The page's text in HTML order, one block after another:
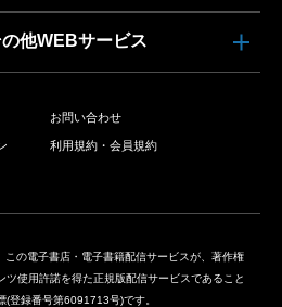
他WEBサービス
お問い合わせ
利用規約・会員規約
この電子書店・電子書籍配信サービスが、著作権
ツ使用許諾を得た正規版配信サービスであること
(登録番号第6091713号)です。